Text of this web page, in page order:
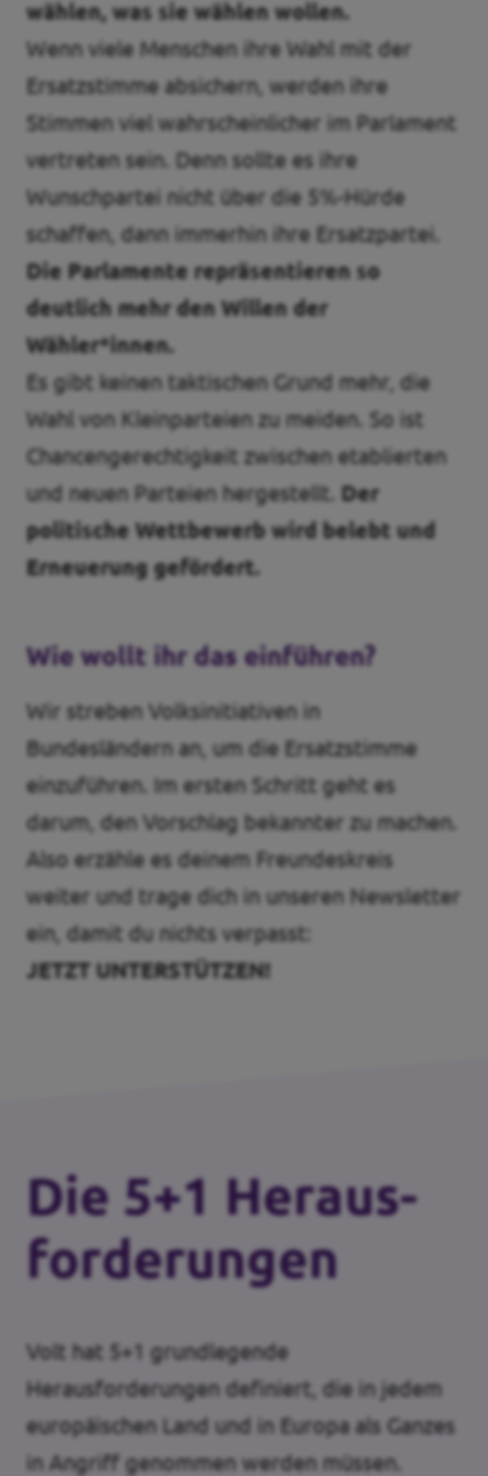
wählen, was sie wählen wollen.
Wenn viele Menschen ihre Wahl mit der
Ersatzstimme absichern, werden ihre
Stimmen viel wahrscheinlicher im Parlament
vertreten sein. Denn sollte es ihre
Wunschpartei nicht über die 5%-Hürde
schaffen, dann immerhin ihre Ersatzpartei.
Die Parlamente repräsentieren so
deutlich mehr den Willen der
Wähler*innen.
Es gibt keinen taktischen Grund mehr, die
Wahl von Kleinparteien zu meiden. So ist
Chancengerechtigkeit zwischen etablierten
und neuen Parteien hergestellt. Der
politische Wettbewerb wird belebt und
Erneuerung gefördert.
Wie wollt ihr das einführen?
Wir streben Volksinitiativen in
Bundesländern an, um die Ersatzstimme
einzuführen. Im ersten Schritt geht es
darum, den Vorschlag bekannter zu machen.
Also erzähle es deinem Freundeskreis
weiter und trage dich in unseren Newsletter
ein, damit du nichts verpasst:
JETZT UNTERSTÜTZEN!
Die 5+1 Heraus­
forderungen
Volt hat 5+1 grundlegende
Herausforderungen definiert, die in jedem
europäischen Land und in Europa als Ganzes
in Angriff genommen werden müssen.